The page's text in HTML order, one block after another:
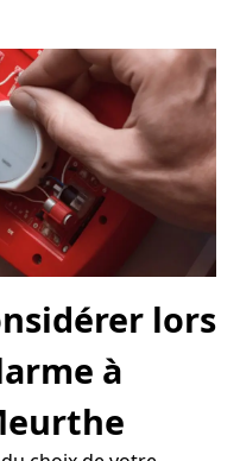
lors
à